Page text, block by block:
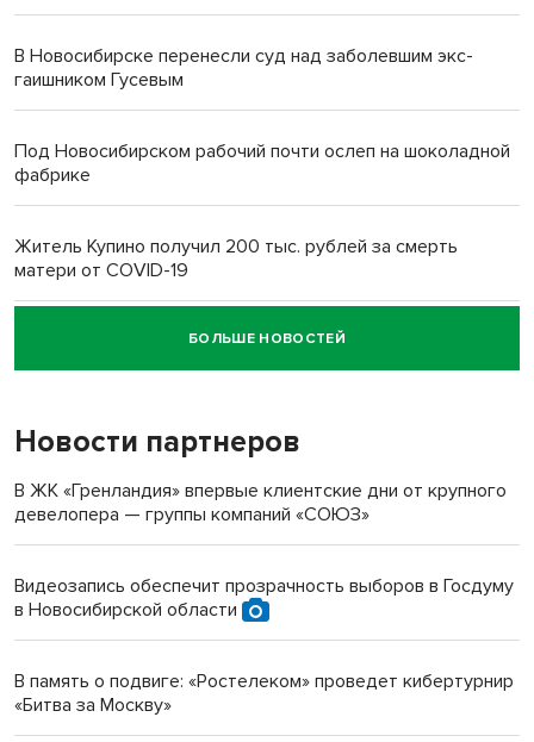
В Новосибирске перенесли суд над заболевшим экс-
гаишником Гусевым
Под Новосибирском рабочий почти ослеп на шоколадной
фабрике
Житель Купино получил 200 тыс. рублей за смерть
матери от COVID-19
Новосибирский суд наказал водителя за смерть
пенсионерки на вокзале
«Мы живём на пастбище!»: в новосибирском селе лошади
терроризируют жителей
Новосибирский преподаватель с женой вошли в топ-16
БОЛЬШЕ НОВОСТЕЙ
Новости партнеров
В ЖК «Гренландия» впервые клиентские дни от крупного
девелопера — группы компаний «СОЮЗ»
Видеозапись обеспечит прозрачность выборов в Госдуму
в Новосибирской области
В память о подвиге: «Ростелеком» проведет кибертурнир
«Битва за Москву»